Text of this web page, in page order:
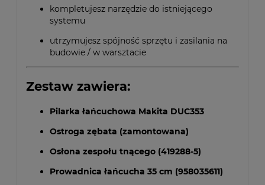
kompletujesz narzędzie do istniejącego
systemu
utrzymujesz spójność sprzętu i zasilania na
budowie / w warsztacie
Zestaw zawiera:
Pilarka łańcuchowa Makita DUC353
Ostroga zębata (zamontowana)
Osłona zespołu tnącego (419288-5)
Prowadnica łańcucha 35 cm (958035611)